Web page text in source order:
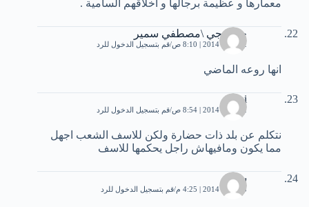
معمارها و عظيمة برجالها و أخلاقهم السامية .
جيولوجي \مصطفي سمير
12 يناير، 2014 | 8:10 ص قم بتسجيل الدخول للرد
انها روعه الماضي
hani
12 يناير، 2014 | 8:54 ص قم بتسجيل الدخول للرد
نتكلم عن بلد ذات حضارة ولكن للاسف الشعب اجهل
مما يكون ومافيهاش راجل يحكمها للاسف
سحر
13 يناير، 2014 | 4:25 م قم بتسجيل الدخول للرد